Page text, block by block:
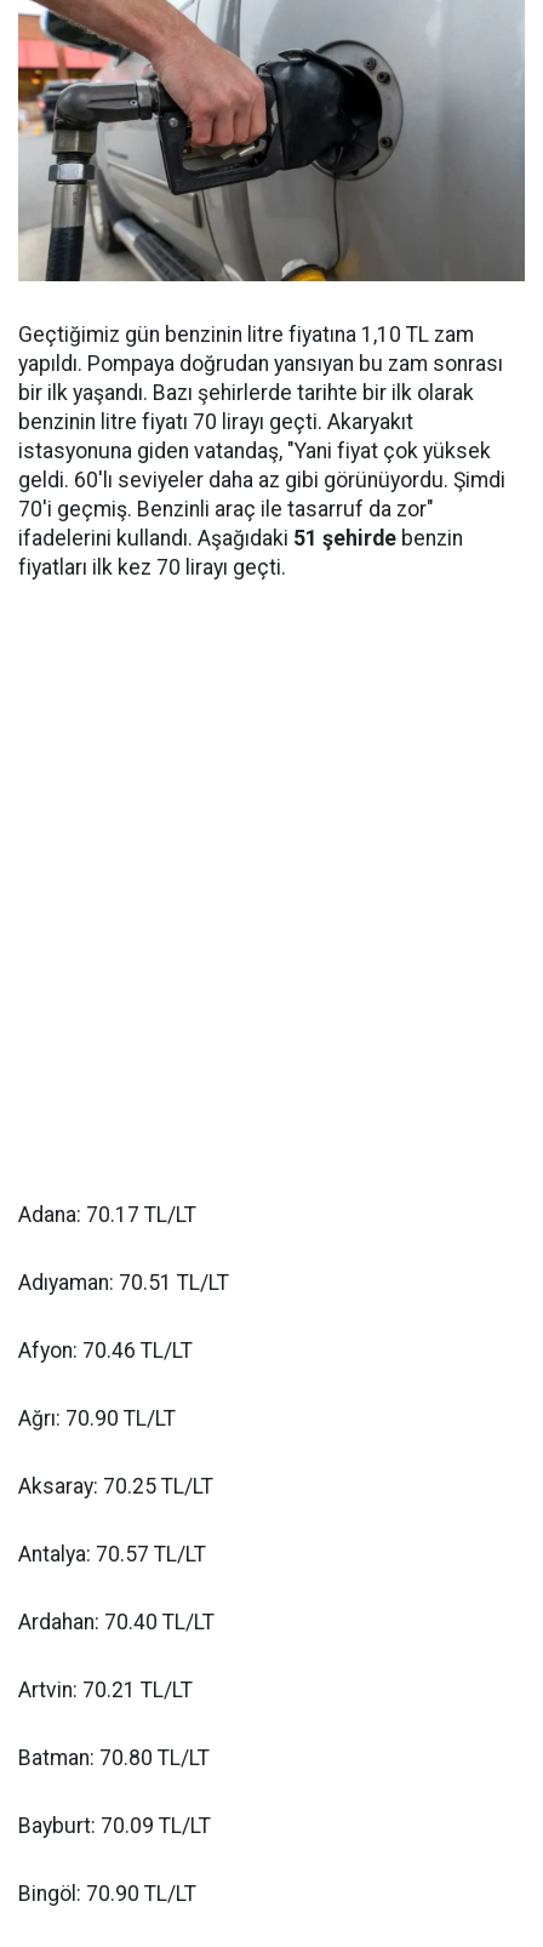
Geçtiğimiz gün benzinin litre fiyatına 1,10 TL zam
yapıldı. Pompaya doğrudan yansıyan bu zam sonrası
bir ilk yaşandı. Bazı şehirlerde tarihte bir ilk olarak
benzinin litre fiyatı 70 lirayı geçti. Akaryakıt
istasyonuna giden vatandaş, "Yani fiyat çok yüksek
geldi. 60'lı seviyeler daha az gibi görünüyordu. Şimdi
70'i geçmiş. Benzinli araç ile tasarruf da zor"
ifadelerini kullandı. Aşağıdaki 51 şehirde benzin
fiyatları ilk kez 70 lirayı geçti.
Adana: 70.17 TL/LT
Adıyaman: 70.51 TL/LT
Afyon: 70.46 TL/LT
Ağrı: 70.90 TL/LT
Aksaray: 70.25 TL/LT
Antalya: 70.57 TL/LT
Ardahan: 70.40 TL/LT
Artvin: 70.21 TL/LT
Batman: 70.80 TL/LT
Bayburt: 70.09 TL/LT
Bingöl: 70.90 TL/LT